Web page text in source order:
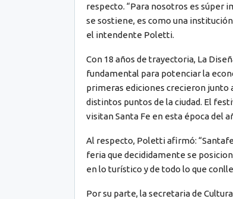
respecto. “Para nosotros es súper
se sostiene, es como una
el intendente Poletti.
Con 18 años de trayectoria, La
fundamental para potenciar la
primeras ediciones crecieron junto
distintos puntos de la ciudad. El
visitan Santa Fe en esta época del
Al respecto, Poletti afirmó:
feria que decididamente se
en lo turístico y de todo lo que
Por su parte, la secretaria de